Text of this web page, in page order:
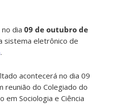
no dia09 de outubro de
sistema eletrônico de
.
acontecerá no dia 09
reunião do Colegiado do
em Sociologia e Ciência